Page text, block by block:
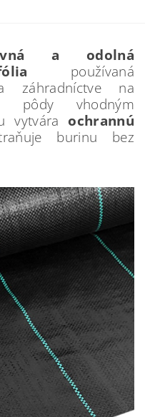
a odolná
používaná
záhradníctve na
pôdy vhodným
vytvára ochrannú
burinu bez